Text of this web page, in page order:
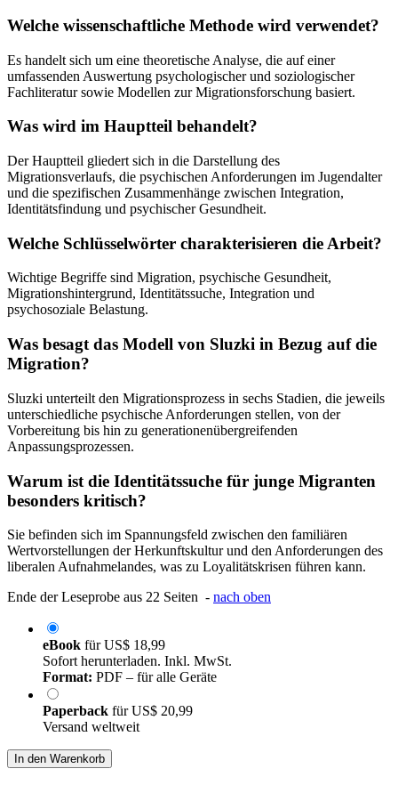
Welche wissenschaftliche Methode wird verwendet?
Es handelt sich um eine theoretische Analyse, die auf einer
umfassenden Auswertung psychologischer und soziologischer
Fachliteratur sowie Modellen zur Migrationsforschung basiert.
Was wird im Hauptteil behandelt?
Der Hauptteil gliedert sich in die Darstellung des
Migrationsverlaufs, die psychischen Anforderungen im Jugendalter
und die spezifischen Zusammenhänge zwischen Integration,
Identitätsfindung und psychischer Gesundheit.
Welche Schlüsselwörter charakterisieren die Arbeit?
Wichtige Begriffe sind Migration, psychische Gesundheit,
Migrationshintergrund, Identitätssuche, Integration und
psychosoziale Belastung.
Was besagt das Modell von Sluzki in Bezug auf die
Migration?
Sluzki unterteilt den Migrationsprozess in sechs Stadien, die jeweils
unterschiedliche psychische Anforderungen stellen, von der
Vorbereitung bis hin zu generationenübergreifenden
Anpassungsprozessen.
Warum ist die Identitätssuche für junge Migranten
besonders kritisch?
Sie befinden sich im Spannungsfeld zwischen den familiären
Wertvorstellungen der Herkunftskultur und den Anforderungen des
liberalen Aufnahmelandes, was zu Loyalitätskrisen führen kann.
Ende der Leseprobe aus 22 Seiten - nach oben
eBook fürUS$ 18,99
Sofort herunterladen. Inkl. MwSt.
Format: PDF – für alle Geräte
Paperback fürUS$ 20,99
Versand weltweit
In den Warenkorb